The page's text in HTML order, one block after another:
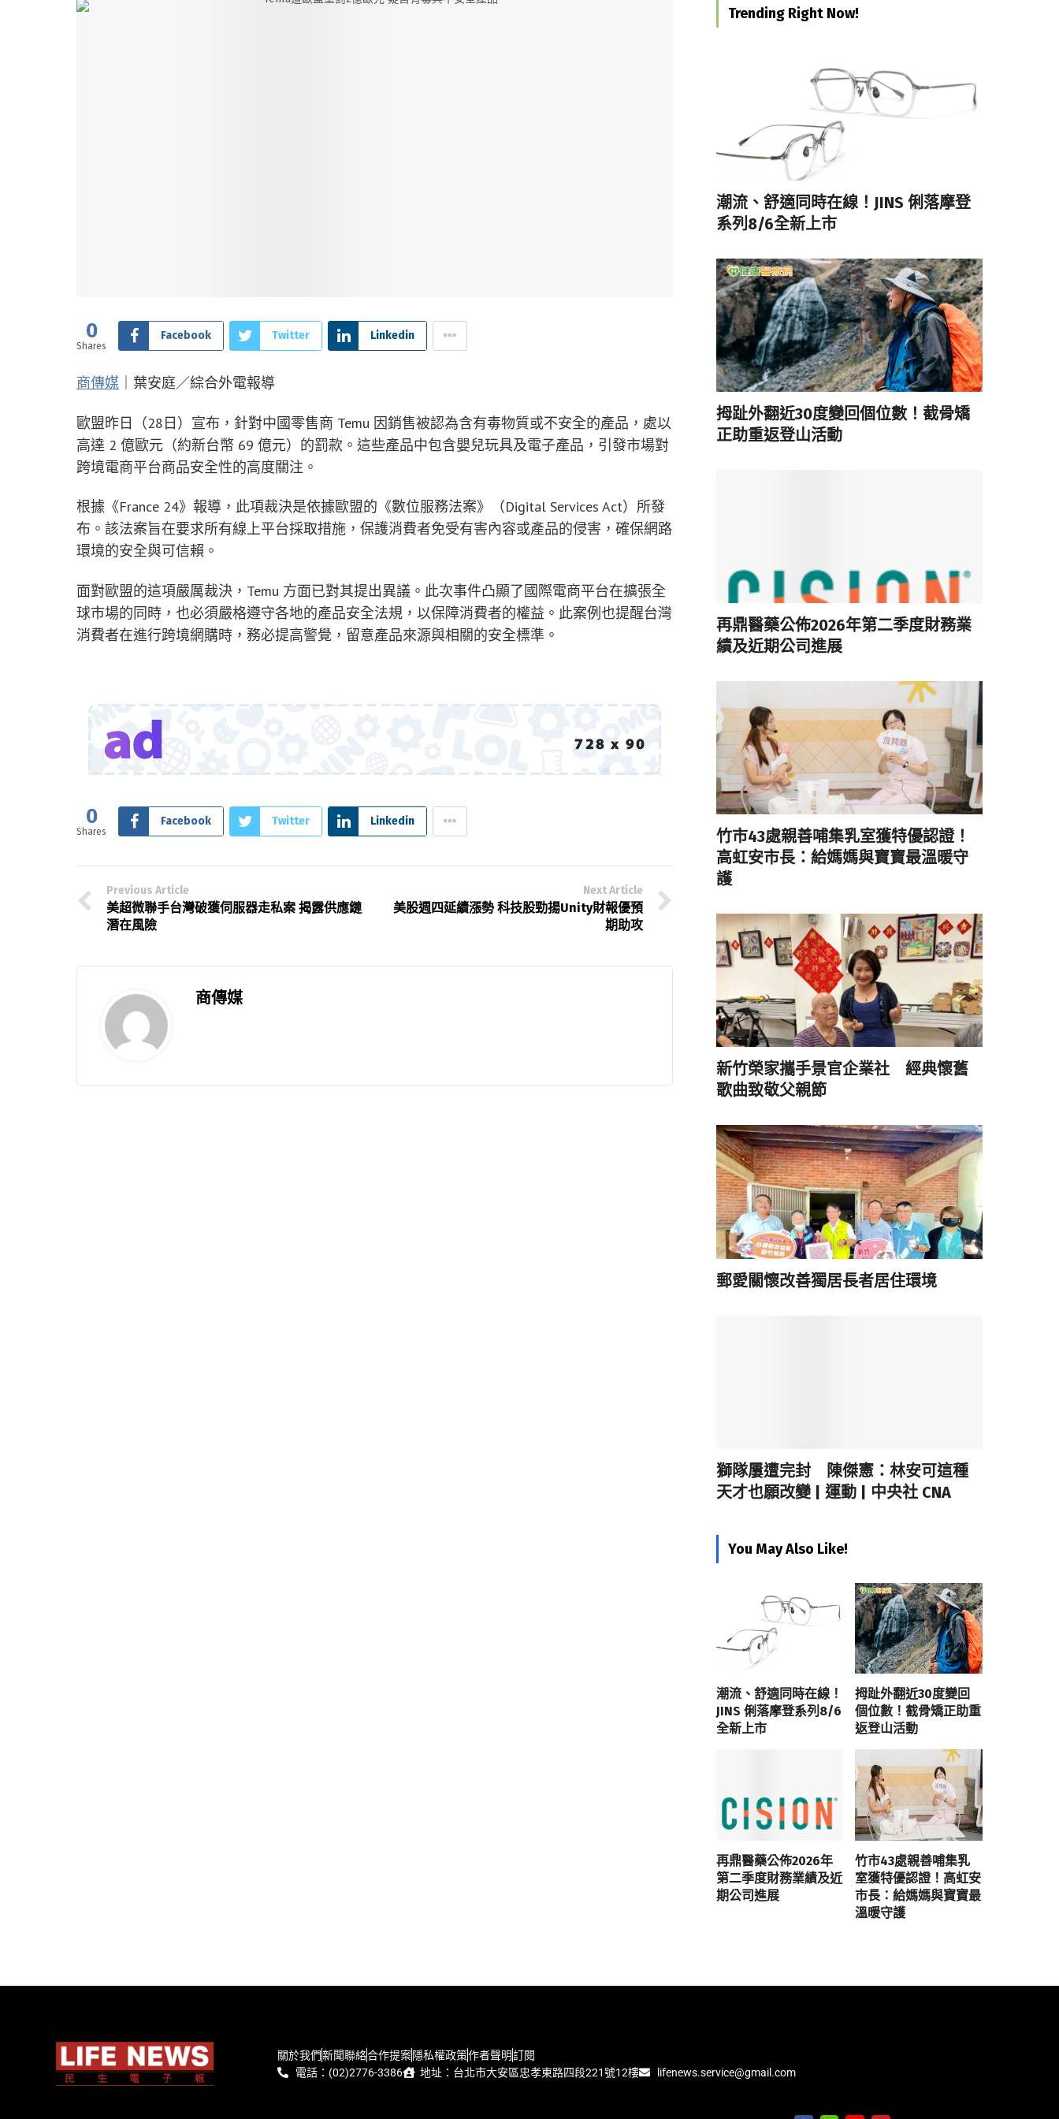
0
Shares
Facebook Twitter Linkedin
商傳媒 ｜葉安庭／綜合外電報導
歐盟昨日（28日）宣布，針對中國零售商 Temu 因銷售被認為含有毒物質或不安全的產品，處以
高達 2 億歐元（約新台幣 69 億元）的罰款。這些產品中包含嬰兒玩具及電子產品，引發市場對
跨境電商平台商品安全性的高度關注。
根據《France 24》報導，此項裁決是依據歐盟的《數位服務法案》（Digital Services Act）所發
布。該法案旨在要求所有線上平台採取措施，保護消費者免受有害內容或產品的侵害，確保網路
環境的安全與可信賴。
面對歐盟的這項嚴厲裁決，Temu 方面已對其提出異議。此次事件凸顯了國際電商平台在擴張全
球市場的同時，也必須嚴格遵守各地的產品安全法規，以保障消費者的權益。此案例也提醒台灣
消費者在進行跨境網購時，務必提高警覺，留意產品來源與相關的安全標準。
0
Shares
Facebook Twitter Linkedin
Previous Article
美超微聯手台灣破獲伺服器走私案 揭露供應鏈
潛在風險
Next Article
美股週四延續漲勢 科技股勁揚Unity財報優預
期助攻
商傳媒
Trending Right Now!
潮流、舒適同時在線！JINS 俐落摩登
系列8/6全新上市
拇趾外翻近30度變回個位數！截骨矯
正助重返登山活動
再鼎醫藥公佈2026年第二季度財務業
績及近期公司進展
竹市43處親善哺集乳室獲特優認證！
高虹安市長：給媽媽與寶寶最溫暖守
護
新竹榮家攜手景官企業社 經典懷舊
歌曲致敬父親節
郵愛關懷改善獨居長者居住環境
獅隊屢遭完封 陳傑憲：林安可這種
天才也願改變 | 運動 | 中央社 CNA
You May Also Like!
潮流、舒適同時在線！
JINS 俐落摩登系列8/6
全新上市
拇趾外翻近30度變回
個位數！截骨矯正助重
返登山活動
再鼎醫藥公佈2026年
第二季度財務業績及近
期公司進展
竹市43處親善哺集乳
室獲特優認證！高虹安
市長：給媽媽與寶寶最
溫暖守護
關於我們新聞聯絡合作提案隱私權政策作者聲明訂閱
電話：(02)2776-3386
地址：台北市大安區忠孝東路四段221號12樓 lifenews.service@gmail.com